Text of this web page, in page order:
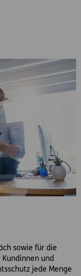
sowie für die
und
jede Menge